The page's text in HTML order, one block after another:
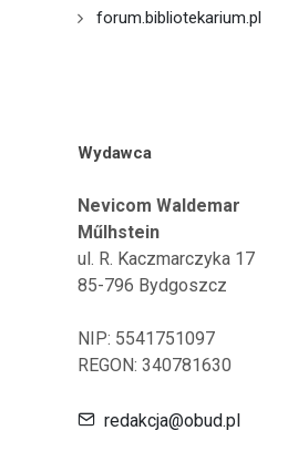
forum.bibliotekarium.pl
Wydawca
Nevicom Waldemar
Műlhstein
ul. R. Kaczmarczyka 17
85-796 Bydgoszcz
NIP: 5541751097
REGON: 340781630
redakcja@obud.pl